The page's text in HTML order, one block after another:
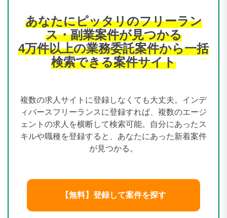
あなたにピッタリのフリーラン
ス・副業案件が見つかる
4万件以上の業務委託案件から一括
検索できる案件サイト
複数の求人サイトに登録しなくても大丈夫。インデ
ィバースフリーランスに登録すれば、複数のエージ
ェントの求人を横断して検索可能。自分にあったス
キルや職種を登録すると、あなたにあった新着案件
が見つかる。
【無料】登録して案件を探す